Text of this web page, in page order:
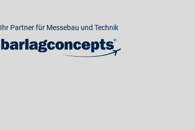
Ihr Partner für Messebau und Technik